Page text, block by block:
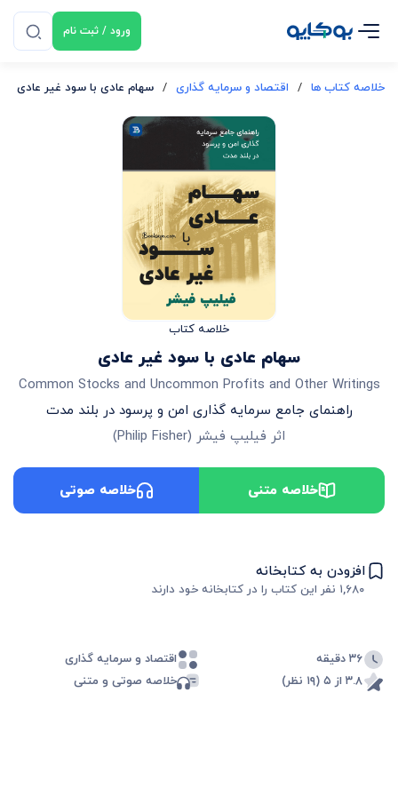
ورود / ثبت نام
خلاصه کتاب ها / اقتصاد و سرمایه گذاری / سهام عادی با سود غیر عادی
خلاصه کتاب
سهام عادی با سود غیر عادی
Common Stocks and Uncommon Profits and Other Writings
راهنمای جامع سرمایه گذاری امن و پرسود در بلند مدت
اثر فیلیپ فیشر (
Philip Fisher
)
خلاصه متنی خلاصه صوتی
افزودن به کتابخانه
۱,۶۸۰ نفر این کتاب را در کتابخانه خود دارند
۳۶ دقیقه
اقتصاد و سرمایه گذاری
۳.۸ از ۵ (۱۹ نظر)
خلاصه صوتی و متنی